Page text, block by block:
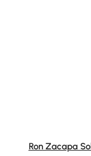
Durchschnittliche
Ron Zacapa